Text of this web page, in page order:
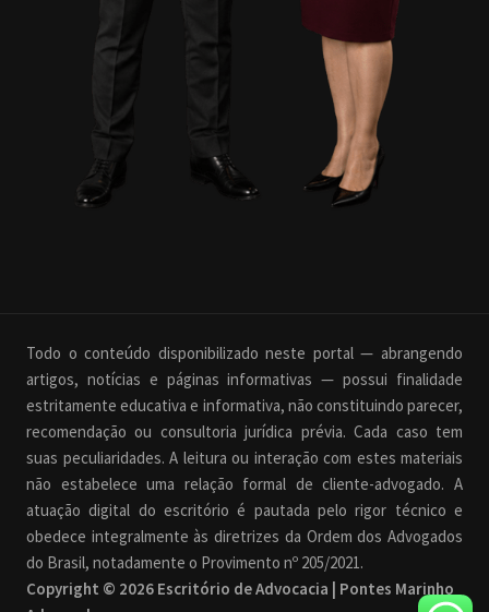
Todo o conteúdo disponibilizado neste portal — abrangendo
artigos, notícias e páginas informativas — possui finalidade
estritamente educativa e informativa, não constituindo parecer,
recomendação ou consultoria jurídica prévia. Cada caso tem
suas peculiaridades. A leitura ou interação com estes materiais
não estabelece uma relação formal de cliente-advogado. A
atuação digital do escritório é pautada pelo rigor técnico e
obedece integralmente às diretrizes da Ordem dos Advogados
do Brasil, notadamente o Provimento nº 205/2021.
Copyright © 2026 Escritório de Advocacia | Pontes Marinho